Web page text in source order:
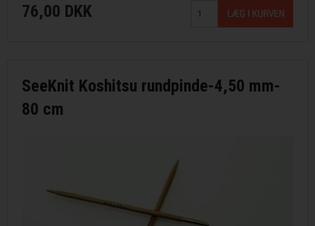
76,00 DKK
SeeKnit Koshitsu rundpinde-4,50 mm-
80 cm